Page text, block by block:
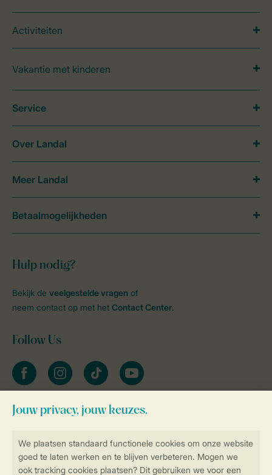
Veilig en snel online boeken
Activiteiten
Vakantie met kinderen
Hulp nodig?
Bekijk de veelgestelde vragen of
neem contact op met het Contact Center.
Follow Us
facebookinstagramtiktok youtube
Blijf op de hoogte
Service
Over Landal
Meer Landal
Betaalmogelijkheden